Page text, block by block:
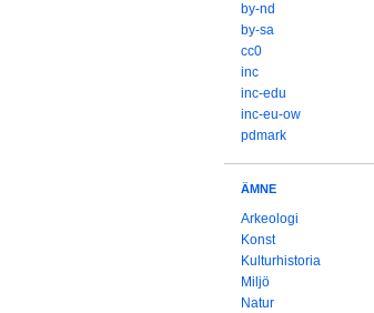
by-nd
by-sa
cc0
inc
inc-edu
inc-eu-ow
pdmark
ÄMNE
Arkeologi
Konst
Kulturhistoria
Miljö
Natur